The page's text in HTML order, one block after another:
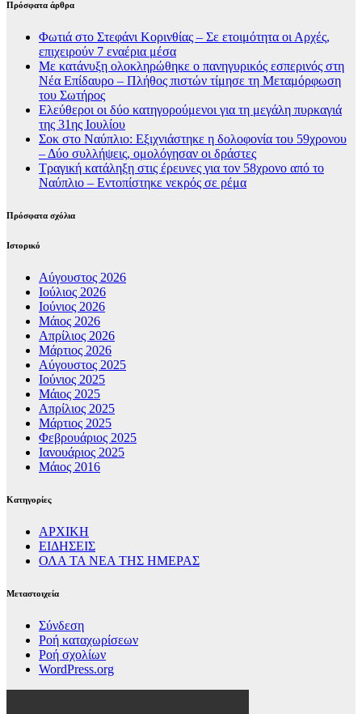
Πρόσφατα άρθρα
Φωτιά στο Στεφάνι Κορινθίας – Σε ετοιμότητα οι Αρχές,
επιχειρούν 7 εναέρια μέσα
Με κατάνυξη ολοκληρώθηκε ο πανηγυρικός εσπερινός στη
Νέα Επίδαυρο – Πλήθος πιστών τίμησε τη Μεταμόρφωση
του Σωτήρος
Ελεύθεροι οι δύο κατηγορούμενοι για τη μεγάλη πυρκαγιά
της 31ης Ιουλίου
Σοκ στο Ναύπλιο: Εξιχνιάστηκε η δολοφονία του 59χρονου
– Δύο συλλήψεις, ομολόγησαν οι δράστες
Τραγική κατάληξη στις έρευνες για τον 58χρονο από το
Ναύπλιο – Εντοπίστηκε νεκρός σε ρέμα
Πρόσφατα σχόλια
Ιστορικό
Αύγουστος 2026
Ιούλιος 2026
Ιούνιος 2026
Μάιος 2026
Απρίλιος 2026
Μάρτιος 2026
Αύγουστος 2025
Ιούνιος 2025
Μάιος 2025
Απρίλιος 2025
Μάρτιος 2025
Φεβρουάριος 2025
Ιανουάριος 2025
Μάιος 2016
Kατηγορίες
ΑΡΧΙΚΗ
ΕΙΔΗΣΕΙΣ
ΟΛΑ ΤΑ ΝΕΑ ΤΗΣ ΗΜΕΡΑΣ
Μεταστοιχεία
Σύνδεση
Ροή καταχωρίσεων
Ροή σχολίων
WordPress.org